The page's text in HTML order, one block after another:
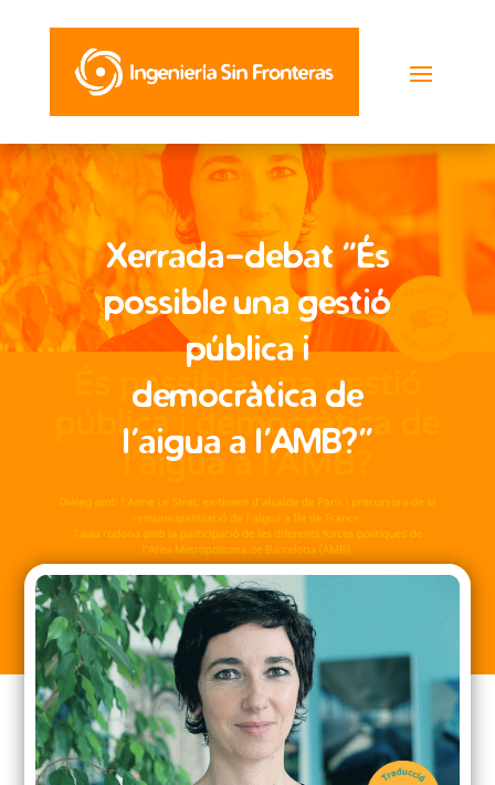
Xerrada-debat “És
possible una gestió
pública i
democràtica de
l’aigua a l’AMB?”